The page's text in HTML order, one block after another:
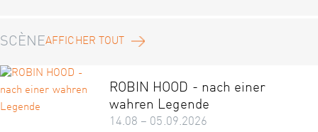
SCÈNEAFFICHER TOUT
ROBIN HOOD - nach einer
wahren Legende
14.08 – 05.09.2026